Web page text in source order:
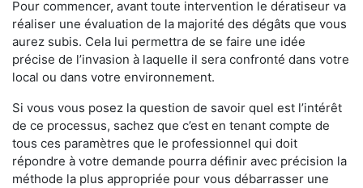
Pour commencer, avant toute intervention le dératiseur va
réaliser une évaluation de la majorité des dégâts que vous
aurez subis. Cela lui permettra de se faire une idée
précise de l’invasion à laquelle il sera confronté dans votre
local ou dans votre environnement.
Si vous vous posez la question de savoir quel est l’intérêt
de ce processus, sachez que c’est en tenant compte de
tous ces paramètres que le professionnel qui doit
répondre à votre demande pourra définir avec précision la
méthode la plus appropriée pour vous débarrasser une